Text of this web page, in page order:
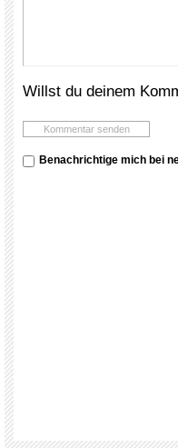
Willst du deinem
Benachrichtige mich bei